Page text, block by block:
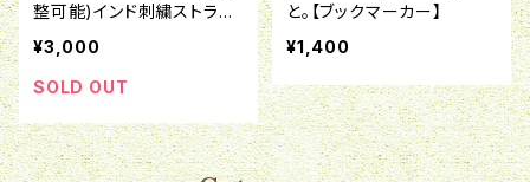
整可能)インド刺繍ストラッ
プ
¥3,000
SOLD OUT
と。【ブックマーカー】
¥1,400